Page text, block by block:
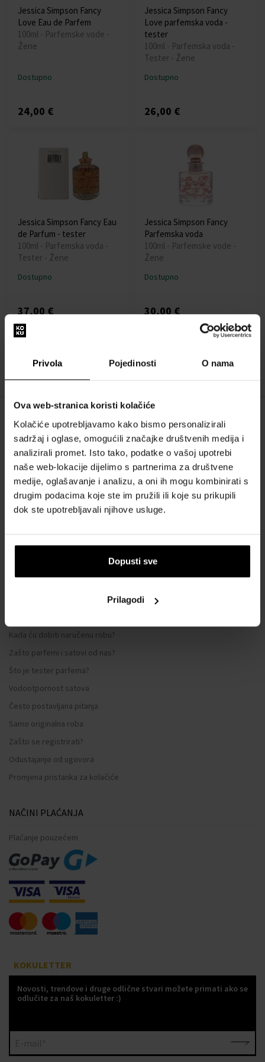
Privola Pojedinosti O nama
Ova web-stranica koristi kolačiće
Kolačiće upotrebljavamo kako bismo personalizirali
sadržaj i oglase, omogućili značajke društvenih medija i
analizirali promet. Isto tako, podatke o vašoj upotrebi
naše web-lokacije dijelimo s partnerima za društvene
medije, oglašavanje i analizu, a oni ih mogu kombinirati s
drugim podacima koje ste im pružili ili koje su prikupili
dok ste upotrebljavali njihove usluge.
Dopusti sve
Prilagodi
Jessica Simpson Fancy
Love Eau de Parfem
100ml - Parfemske vode -
Žene
Dostupno
24,00 €
Jessica Simpson Fancy
Love parfemska voda -
tester
100ml - Parfemska voda -
Tester - Žene
Dostupno
26,00 €
Jessica Simpson Fancy Eau
de Parfum - tester
100ml - Parfemska voda -
Tester - Žene
Dostupno
37,00 €
Jessica Simpson Fancy
Parfemska voda
100ml - Parfemske vode -
Žene
Dostupno
30,00 €
O NAMA
O nama
OBRAZAC ZA KONTAKT
Kontakt
Sustav vjernosti
Zaštita privatnosti
Kada ću dobiti naručenu robu?
Zašto parfemi i satovi od nas?
Što je tester parfema?
Vodootpornost satova
Često postavljana pitanja
Samo originalna roba
Zašto se registrirati?
Odustajanje od ugovora
Promjena pristanka za kolačiće
NAČINI PLAĆANJA
Plaćanje pouzećem
KOKULETTER
Novosti, trendove i druge odlične stvari možete primati ako se
odlučite za naš kokuletter :)